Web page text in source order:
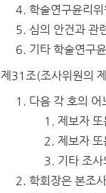
학술연구윤리
심의 안건과 관
기타 학술연구
제31조(조사위원의
다음 각 호의
제보자
제보자
기타 조
학회장은 본조